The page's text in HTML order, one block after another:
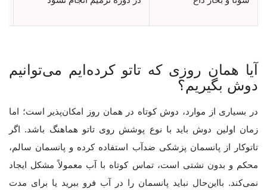
آیا همان روزی که تاتو کرده‌ایم می‌توانیم
دوش بگیریم؟
در بسیاری از موارد، دوش کوتاه در همان روز امکان‌پذیر است؛ اما
زمان اولین دوش باید با نوع پوشش روی تاتو هماهنگ باشد. اگر
تاتوکار از پانسمان پزشکی ضدآب استفاده کرده و پانسمان سالم،
محکم و بدون نشتی است، تماس کوتاه با آب معمولاً مشکل ایجاد
نمی‌کند. بااین‌حال نباید پانسمان را در آب فرو ببرید یا برای مدت